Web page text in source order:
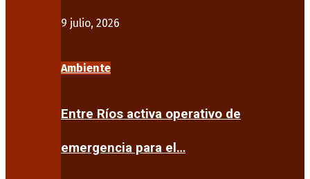
9 julio, 2026
Ambiente
Entre Ríos activa operativo de
emergencia para el…